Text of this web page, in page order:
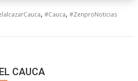
,#Cauca,#ZenproNoticias
CAUCA